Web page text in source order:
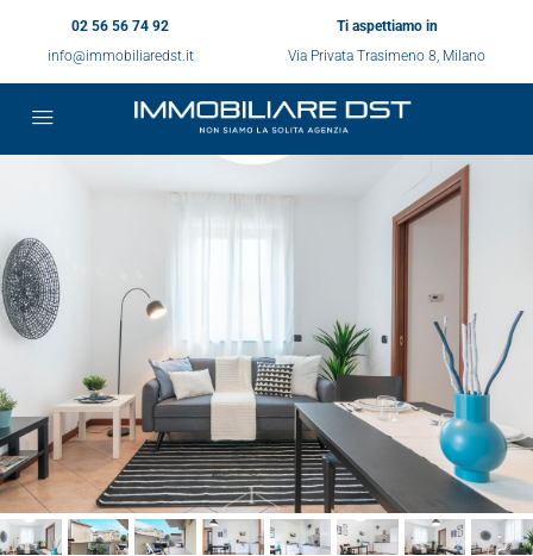
02 56 56 74 92
info@immobiliaredst.it
Ti aspettiamo in
Via Privata Trasimeno 8, Milano